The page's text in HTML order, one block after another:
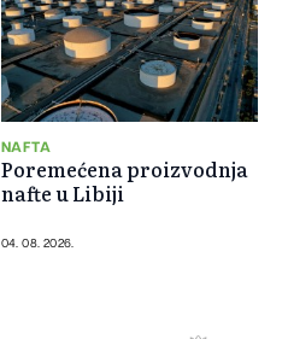
NAFTA
Poremećena proizvodnja
nafte u Libiji
04. 08. 2026.